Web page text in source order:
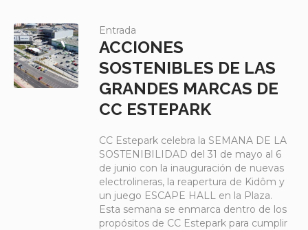
Entrada
ACCIONES
SOSTENIBLES DE LAS
GRANDES MARCAS DE
CC ESTEPARK
CC Estepark celebra la SEMANA DE LA
SOSTENIBILIDAD del 31 de mayo al 6
de junio con la inauguración de nuevas
electrolineras, la reapertura de Kidôm y
un juego ESCAPE HALL en la Plaza.
Esta semana se enmarca dentro de los
propósitos de CC Estepark para cumplir